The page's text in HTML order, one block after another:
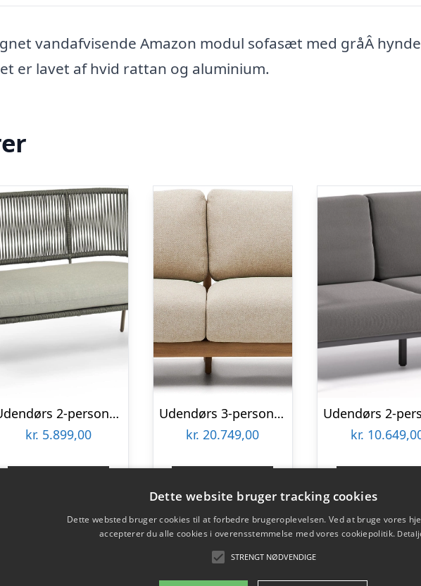
vandafvisende Amazon modul sofasæt med gråÂ
er lavet af hvid rattan og aluminium.
Udendørs 2-personers sofa Kave Home Nadin – stål & håndflettet reb, grøn, L135 x B65 x H80 cm
kr. 5.899,00
Udendørs 3-personers sofa Kave Home Tirant i FSC-teaktræ H76xB96xL212 cm
kr. 20.749,00
Gå til shop
kr.
Gå til
Dette website bruger tracking cookies
Dette websted bruger cookies til at forbedre brugeroplevelsen. Ved at bruge vores
accepterer du alle cookies i overensstemmelse med vores cookiepolitik.
STRENGT NØDVENDIGE